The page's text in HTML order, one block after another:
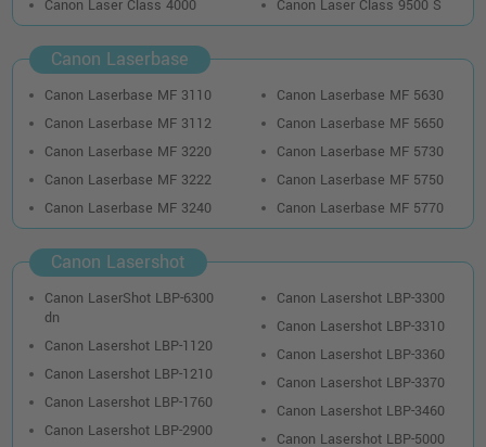
Canon Laser Class 4000 Canon Laser Class 9500 S
Canon Laserbase
Canon Laserbase MF 3110
Canon Laserbase MF 3112
Canon Laserbase MF 3220
Canon Laserbase MF 3222
Canon Laserbase MF 3240
Canon Laserbase MF 5630
Canon Laserbase MF 5650
Canon Laserbase MF 5730
Canon Laserbase MF 5750
Canon Laserbase MF 5770
Canon Lasershot
Canon LaserShot LBP-6300
dn
Canon Lasershot LBP-1120
Canon Lasershot LBP-1210
Canon Lasershot LBP-1760
Canon Lasershot LBP-2900
Canon Lasershot LBP-3300
Canon Lasershot LBP-3310
Canon Lasershot LBP-3360
Canon Lasershot LBP-3370
Canon Lasershot LBP-3460
Canon Lasershot LBP-5000